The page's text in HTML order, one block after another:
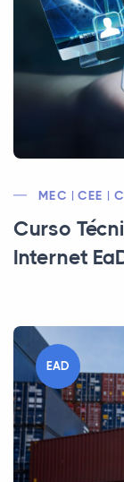
MEC | CEE |
Curso
Internet
EAD